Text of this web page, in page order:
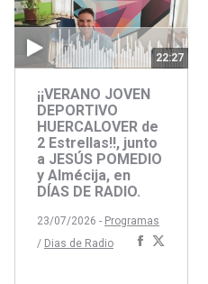
22:27
¡¡VERANO JOVEN
DEPORTIVO
HUERCALOVER de
2 Estrellas!!, junto
a JESÚS POMEDIO
y Almécija, en
DÍAS DE RADIO.
23/07/2026 - Programas
/ Dias de Radio
Compartir